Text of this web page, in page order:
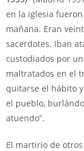
en la iglesia
mañana. Eran
sacerdotes. Iban
custodiados por
maltratados en el
quitarse el hábito
el pueblo,
atuendo”.
El martirio de